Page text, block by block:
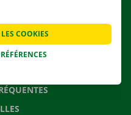
COOKIES